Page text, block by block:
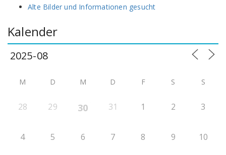
Alte Bilder und Informationen gesucht
Kalender
M D M D F S S
28 29 30 31 1 2 3
4 5 6 7 8 9 10